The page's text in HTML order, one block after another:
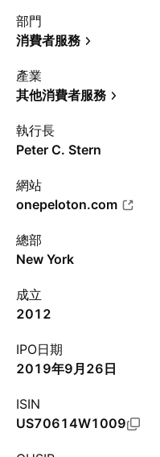
部門
消費者服務
產業
其他消費者服務
執行長
Peter C. Stern
網站
onepeloton.com
總部
New York
成立
2012
IPO日期
2019年9月26日
ISIN
US70614W1009